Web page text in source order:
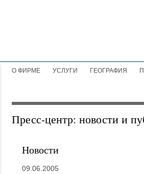
О ФИРМЕ УСЛУГИ ГЕОГРАФИЯ
Пресс-центр: новости и
Новости
09.06.2005